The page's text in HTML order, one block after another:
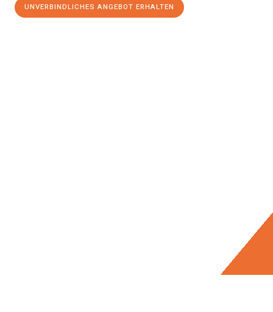
UNVERBINDLICHES ANGEBOT ERHALTEN